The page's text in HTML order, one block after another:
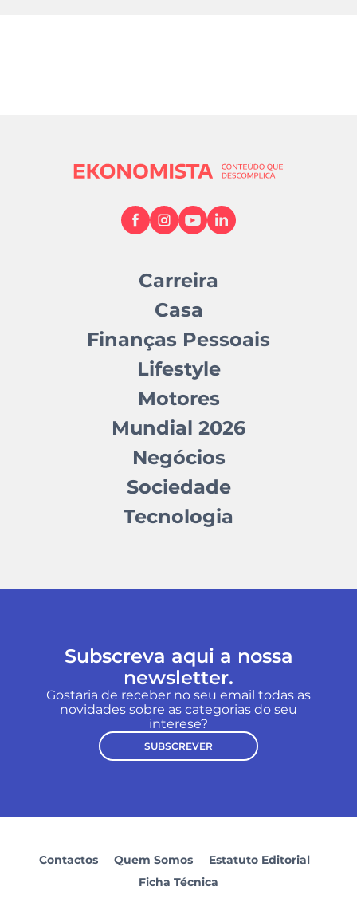
Carreira
Casa
Finanças Pessoais
Lifestyle
Motores
Mundial 2026
Negócios
Sociedade
Tecnologia
Subscreva aqui a nossa
newsletter.
Gostaria de receber no seu email todas as
novidades sobre as categorias do seu
interese?
SUBSCREVER
Contactos Quem Somos
Estatuto Editorial
Ficha Técnica